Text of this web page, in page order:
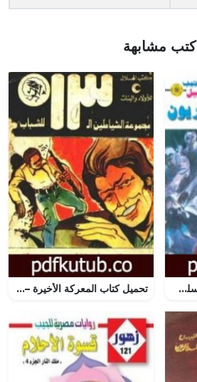
كتب مشابهة
تحميل كتاب الانتحاريون – سلسلة رجل المستحيل PDF تأليف نبيل فاروق مجانا [كامل] تحميل كتاب المعركة الأخيرة – مجموعة الشياطين ال 13 PDF تأليف محمود سالم مجانا [كامل]